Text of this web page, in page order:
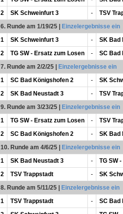
2
SK Schweinfurt 3 - TSV
6. Runde am 1/19/25| Einzelergebnisse ein
1
SK Schweinfurt 3 - SK Bad
2
TG SW - Ersatz zum Losen - SC Bad
7. Runde am 2/2/25| Einzelergebnisse ein
1
SC Bad Königshofen 2 - SK
2
SK Bad Neustadt 3 - TSV
9. Runde am 3/23/25| Einzelergebnisse ein
1
TG SW - Ersatz zum Losen - TSV
2
SC Bad Königshofen 2 - SK Bad
10. Runde am 4/6/25| Einzelergebnisse ein
1
SK Bad Neustadt 3 - TG SW
2
TSV Trappstadt - SK
8. Runde am 5/11/25| Einzelergebnisse ein
1
TSV Trappstadt - SC Bad